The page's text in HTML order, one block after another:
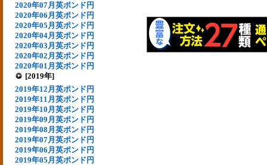
2020年07月英ポンド円
2020年06月英ポンド円
2020年05月英ポンド円
2020年04月英ポンド円
2020年03月英ポンド円
2020年02月英ポンド円
2020年01月英ポンド円
[2019年]
2019年12月英ポンド円
2019年11月英ポンド円
2019年10月英ポンド円
2019年09月英ポンド円
2019年08月英ポンド円
2019年07月英ポンド円
2019年06月英ポンド円
2019年05月英ポンド円